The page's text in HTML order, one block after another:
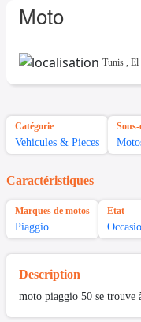
Moto
Tunis , El
Catégorie
Vehicules & Pieces
Caractéristiques
Marques de motos
Piaggio
Etat
Description
moto piaggio 50 se trouve